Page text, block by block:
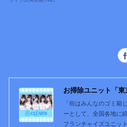
お掃除ユニット「
「街はみんなのゴミ箱
ーとして、全国各地に
フランチャイズユニッ